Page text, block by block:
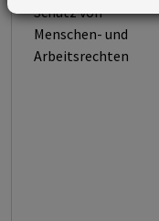
Schutz von
Menschen- und
Arbeitsrechten